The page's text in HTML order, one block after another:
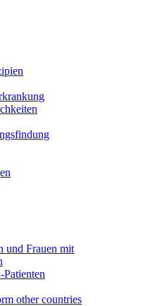
und Frauen mit
other countries